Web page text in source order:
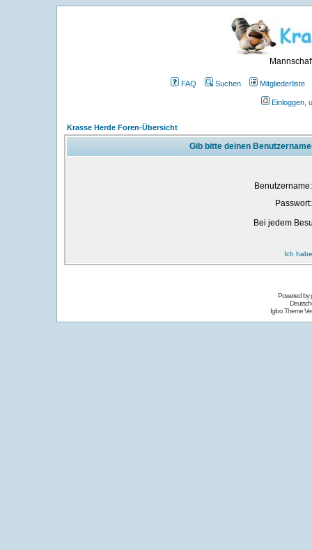
FAQ Suchen Mitgliederliste
Einloggen,
Krasse Herde Foren-Übersicht
Gib bitte deinen
Benutzername:
Passwort:
Bei jedem
Ich
Powered by
Igloo Theme